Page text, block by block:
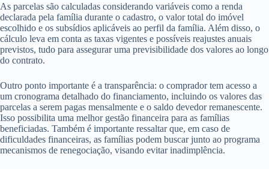
As parcelas são calculadas considerando variáveis como a renda
declarada pela família durante o cadastro, o valor total do imóvel
escolhido e os subsídios aplicáveis ao perfil da família. Além disso, o
cálculo leva em conta as taxas vigentes e possíveis reajustes anuais
previstos, tudo para assegurar uma previsibilidade dos valores ao longo
do contrato.
Outro ponto importante é a transparência: o comprador tem acesso a
um cronograma detalhado do financiamento, incluindo os valores das
parcelas a serem pagas mensalmente e o saldo devedor remanescente.
Isso possibilita uma melhor gestão financeira para as famílias
beneficiadas. Também é importante ressaltar que, em caso de
dificuldades financeiras, as famílias podem buscar junto ao programa
mecanismos de renegociação, visando evitar inadimplência.